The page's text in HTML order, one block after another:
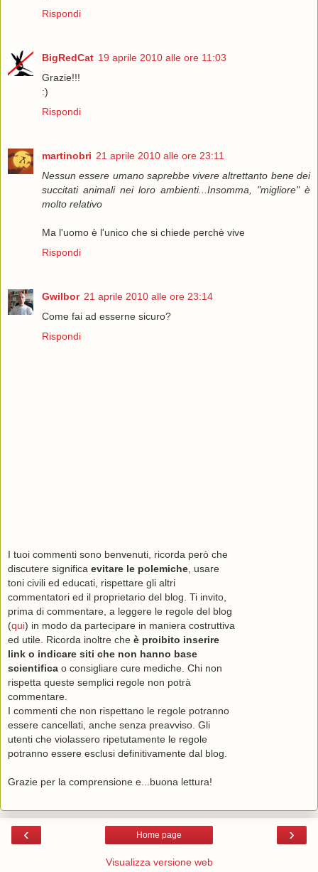
Rispondi
BigRedCat 19 aprile 2010 alle ore 11:03
Grazie!!!
:)
Rispondi
martinobri 21 aprile 2010 alle ore 23:11
Nessun essere umano saprebbe vivere altrettanto bene dei
succitati animali nei loro ambienti...Insomma, "migliore" è
molto relativo
Ma l'uomo è l'unico che si chiede perchè vive
Rispondi
Gwilbor 21 aprile 2010 alle ore 23:14
Come fai ad esserne sicuro?
Rispondi
I tuoi commenti sono benvenuti, ricorda però che
discutere significa evitare le polemiche, usare
toni civili ed educati, rispettare gli altri
commentatori ed il proprietario del blog. Ti invito,
prima di commentare, a leggere le regole del blog
(qui) in modo da partecipare in maniera costruttiva
ed utile. Ricorda inoltre che è proibito inserire
link o indicare siti che non hanno base
scientifica o consigliare cure mediche. Chi non
rispetta queste semplici regole non potrà
commentare.
I commenti che non rispettano le regole potranno
essere cancellati, anche senza preavviso. Gli
utenti che violassero ripetutamente le regole
potranno essere esclusi definitivamente dal blog.
Grazie per la comprensione e...buona lettura!
‹ ›
Home page
Visualizza versione web